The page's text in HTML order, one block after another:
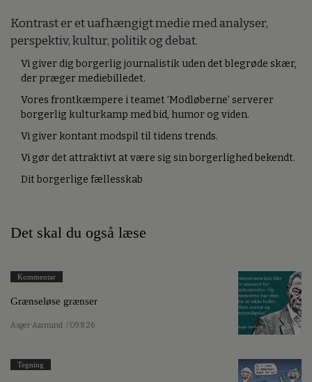
Kontrast er et uafhængigt medie med analyser,
perspektiv, kultur, politik og debat.
Vi giver dig borgerlig journalistik uden det blegrøde skær,
der præger mediebilledet.
Vores frontkæmpere i teamet ’Modløberne’ serverer
borgerlig kulturkamp med bid, humor og viden.
Vi giver kontant modspil til tidens trends.
Vi gør det attraktivt at være sig sin borgerlighed bekendt.
Dit borgerlige fællesskab
Det skal du også læse
Kommentar
Grænseløse grænser
Asger Aamund / 09.8.26
Tegning